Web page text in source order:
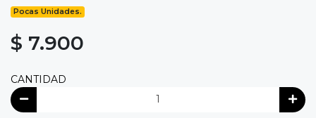
Pocas Unidades.
$ 7.900
CANTIDAD